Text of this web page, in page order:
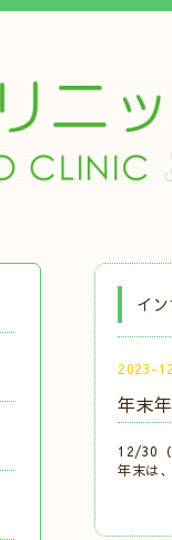
イ
2023-
年末
12/30（
年末は